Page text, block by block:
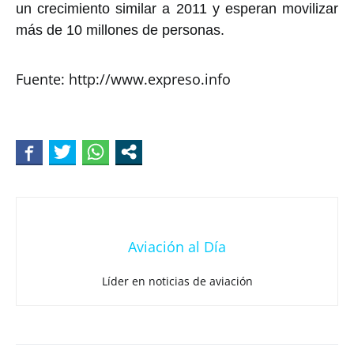
un crecimiento similar a 2011 y esperan movilizar
más de 10 millones de personas.
Fuente: http://www.expreso.info
Aviación al Día
Líder en noticias de aviación